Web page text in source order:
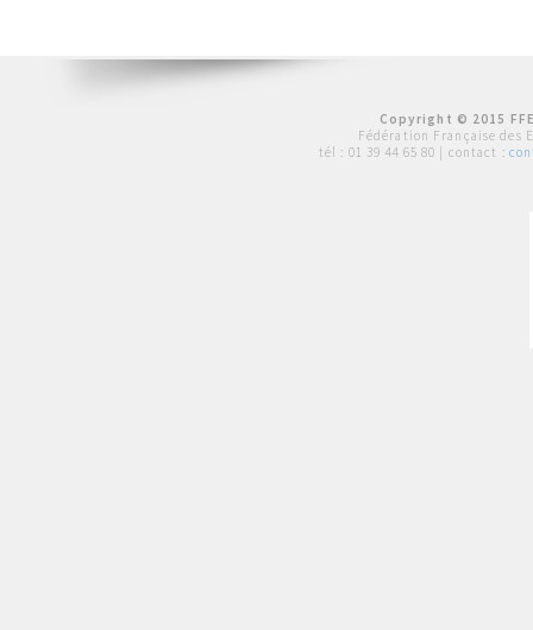
Copyright © 2015
Fédération Française des
tél : 01 39 44 65 80 | contact :